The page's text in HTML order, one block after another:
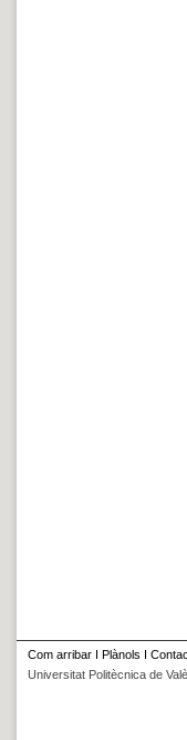
Com arribar I Plànols I
Universitat Politècnica de